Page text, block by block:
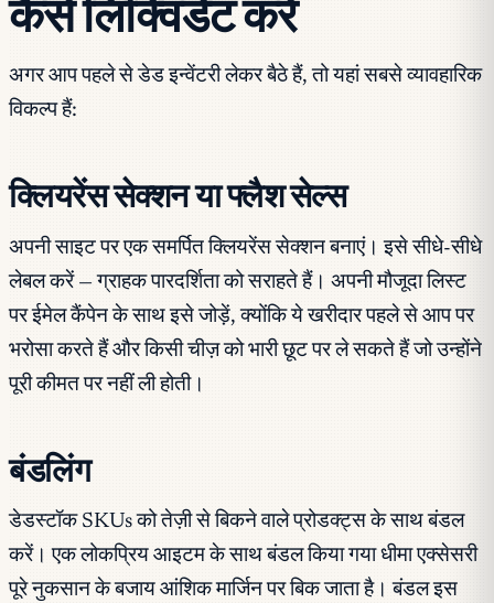
कैसे लिक्विडेट करें
अगर आप पहले से डेड इन्वेंटरी लेकर बैठे हैं, तो यहां सबसे व्यावहारिक
विकल्प हैं:
क्लियरेंस सेक्शन या फ्लैश सेल्स
अपनी साइट पर एक समर्पित क्लियरेंस सेक्शन बनाएं। इसे सीधे-सीधे
लेबल करें — ग्राहक पारदर्शिता को सराहते हैं। अपनी मौजूदा लिस्ट
पर ईमेल कैंपेन के साथ इसे जोड़ें, क्योंकि ये खरीदार पहले से आप पर
भरोसा करते हैं और किसी चीज़ को भारी छूट पर ले सकते हैं जो उन्होंने
पूरी कीमत पर नहीं ली होती।
बंडलिंग
डेडस्टॉक SKUs को तेज़ी से बिकने वाले प्रोडक्ट्स के साथ बंडल
करें। एक लोकप्रिय आइटम के साथ बंडल किया गया धीमा एक्सेसरी
पूरे नुकसान के बजाय आंशिक मार्जिन पर बिक जाता है। बंडल इस